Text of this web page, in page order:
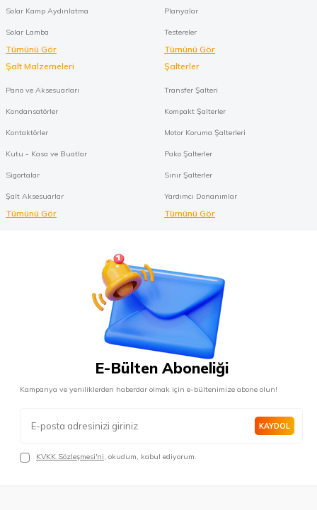
Solar Kamp Aydınlatma
Solar Lamba
Tümünü Gör
Planyalar
Testereler
Tümünü Gör
Şalt Malzemeleri
Pano ve Aksesuarları
Kondansatörler
Kontaktörler
Kutu - Kasa ve Buatlar
Sigortalar
Şalt Aksesuarlar
Tümünü Gör
Şalterler
Transfer Şalteri
Kompakt Şalterler
Motor Koruma Şalterleri
Pako Şalterler
Sınır Şalterler
Yardımcı Donanımlar
Tümünü Gör
E-Bülten Aboneliği
Kampanya ve yeniliklerden haberdar olmak için e-bültenimize abone olun!
KAYDOL
KVKK Sözleşmesi'ni, okudum, kabul ediyorum.